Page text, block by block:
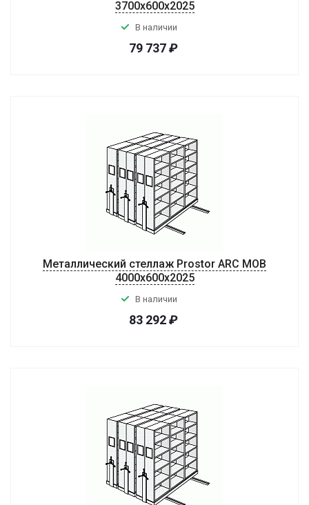
3700x600x2025
В наличии
79 737₽
Металлический стеллаж Prostor ARC MOB
4000x600x2025
В наличии
83 292₽